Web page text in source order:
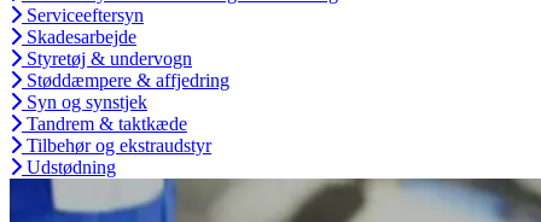
Serviceeftersyn
Skadesarbejde
Styretøj & undervogn
Støddæmpere & affjedring
Syn og synstjek
Tandrem & taktkæde
Tilbehør og ekstraudstyr
Udstødning